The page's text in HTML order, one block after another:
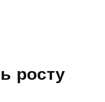
росту